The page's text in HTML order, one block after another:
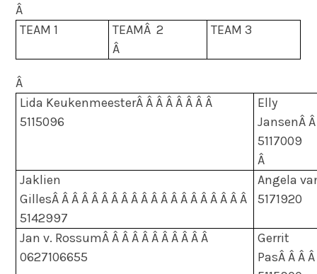
Â
TEAM 1
TEAMÂ2
Â
TEAM 3
Â
Lida KeukenmeesterÂ Â Â Â Â Â Â Â
5115096
Elly
JansenÂ
5117009
Â
Jaklien
GillesÂ Â Â Â Â Â Â Â Â Â Â Â Â Â Â Â Â Â Â Â
5142997
Angela
5171920
Jan v. RossumÂ Â Â Â Â Â Â Â Â Â Â
0627106655
Gerrit
PasÂ Â Â